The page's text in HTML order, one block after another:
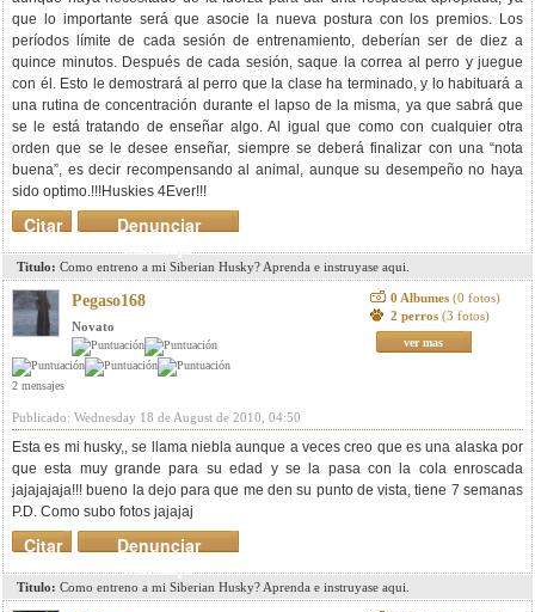
que lo importante será que asocie la nueva postura con los premios. Los
períodos límite de cada sesión de entrenamiento, deberían ser de diez a
quince minutos. Después de cada sesión, saque la correa al perro y juegue
con él. Esto le demostrará al perro que la clase ha terminado, y lo habituará a
una rutina de concentración durante el lapso de la misma, ya que sabrá que
se le está tratando de enseñar algo. Al igual que como con cualquier otra
orden que se le desee enseñar, siempre se deberá finalizar con una “nota
buena”, es decir recompensando al animal, aunque su desempeño no haya
sido optimo.!!!Huskies 4Ever!!!
Denunciar
mensaje
Citar
Titulo: Como entreno a mi Siberian Husky? Aprenda e instruyase aqui.
Pegaso168
Novato
2 mensajes
0 Albumes (0 fotos)
2 perros (3 fotos)
ver mas
Publicado: Wednesday 18 de August de 2010, 04:50
Esta es mi husky,, se llama niebla aunque a veces creo que es una alaska por
que esta muy grande para su edad y se la pasa con la cola enroscada
jajajajaja!!! bueno la dejo para que me den su punto de vista, tiene 7 semanas
P.D. Como subo fotos jajajaj
Denunciar
mensaje
Citar
Titulo: Como entreno a mi Siberian Husky? Aprenda e instruyase aqui.